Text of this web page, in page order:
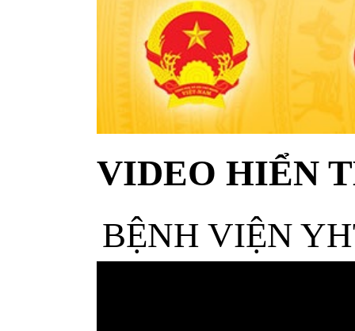
VIDEO HIỂN
BỆNH VIỆN